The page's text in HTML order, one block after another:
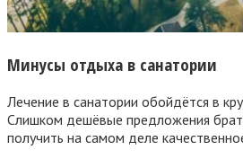
Минусы отдыха в санатории
Лечение в санатории обойдётся в
Слишком дешёвые предложения
получить на самом деле